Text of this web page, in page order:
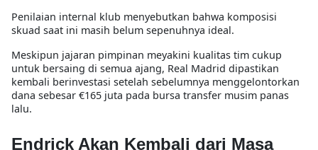
Penilaian internal klub menyebutkan bahwa komposisi
skuad saat ini masih belum sepenuhnya ideal.
Meskipun jajaran pimpinan meyakini kualitas tim cukup
untuk bersaing di semua ajang, Real Madrid dipastikan
kembali berinvestasi setelah sebelumnya menggelontorkan
dana sebesar €165 juta pada bursa transfer musim panas
lalu.
Endrick Akan Kembali dari Masa